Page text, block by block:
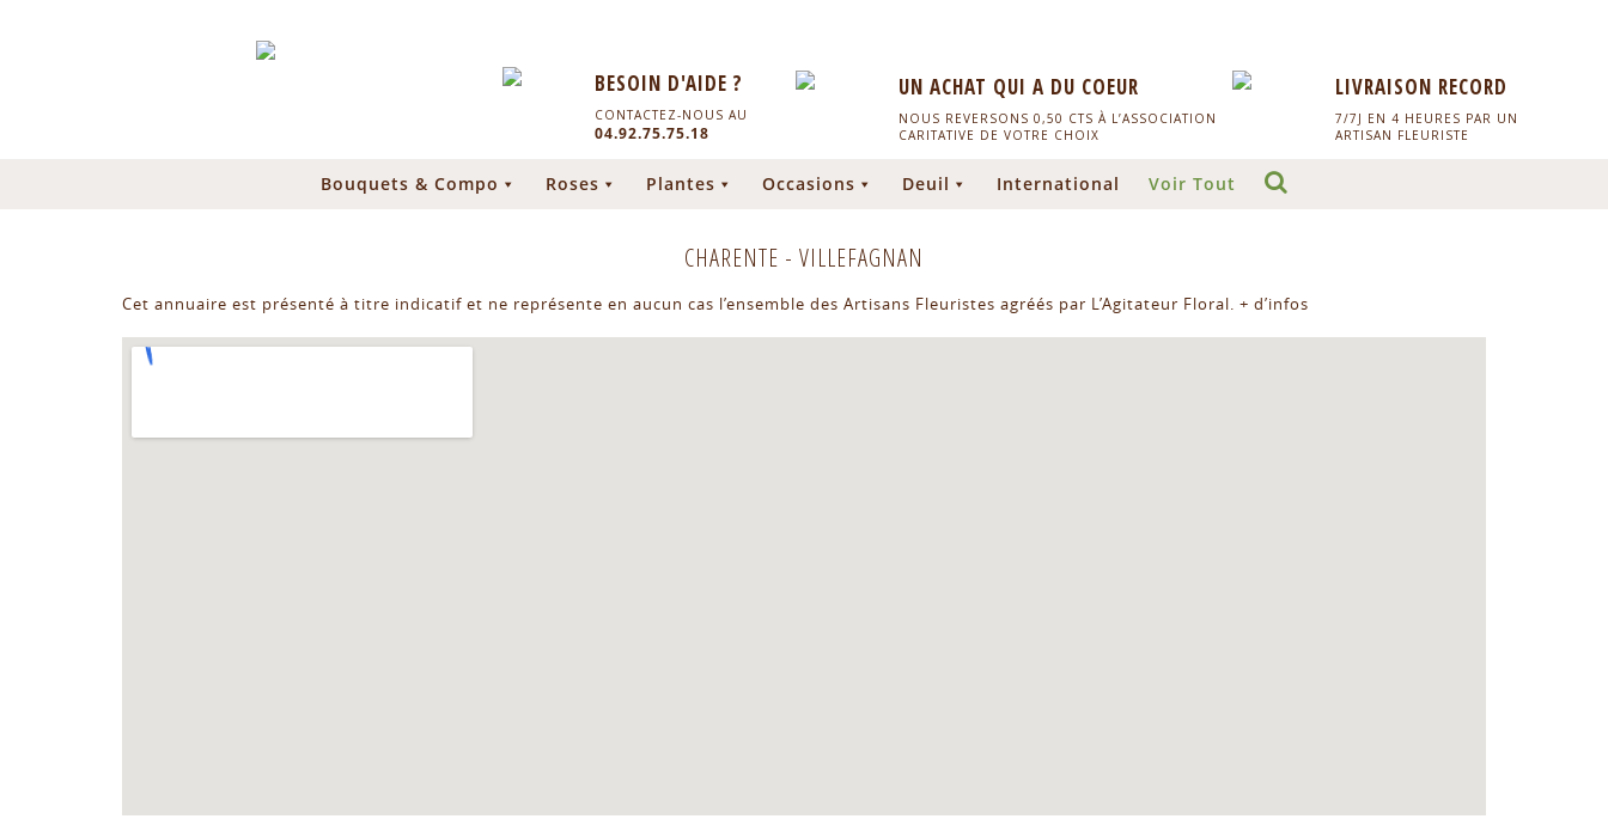
BESOIN D'AIDE ?
CONTACTEZ-NOUS AU
04.92.75.75.18
UN ACHAT QUI A DU COEUR
NOUS REVERSONS 0,50 CTS À L’ASSOCIATION
CARITATIVE DE VOTRE CHOIX
LIVRAISON RECORD
7/7J EN 4 HEURES PAR UN
ARTISAN FLEURISTE
Bouquets & Compo Roses Plantes Occasions Deuil International Voir Tout
CHARENTE - VILLEFAGNAN
Cet annuaire est présenté à titre indicatif et ne représente en aucun cas l’ensemble des Artisans Fleuristes agréés par L’Agitateur Floral. + d’infos